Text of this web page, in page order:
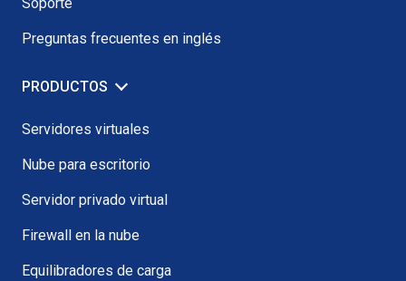
Preguntas frecuentes en inglés
PRODUCTOS
Servidores virtuales
Nube para escritorio
Servidor privado virtual
Firewall en la nube
Equilibradores de carga